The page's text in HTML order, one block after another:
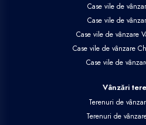
Case vile de
Case vile de
Case vile de vânzare
Case vile de vânzare
Case vile de
Vânzări
Terenuri de
Terenuri de